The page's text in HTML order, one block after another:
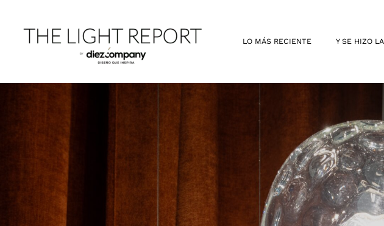
contenido
LO MÁS RECIENTE Y SE HIZO